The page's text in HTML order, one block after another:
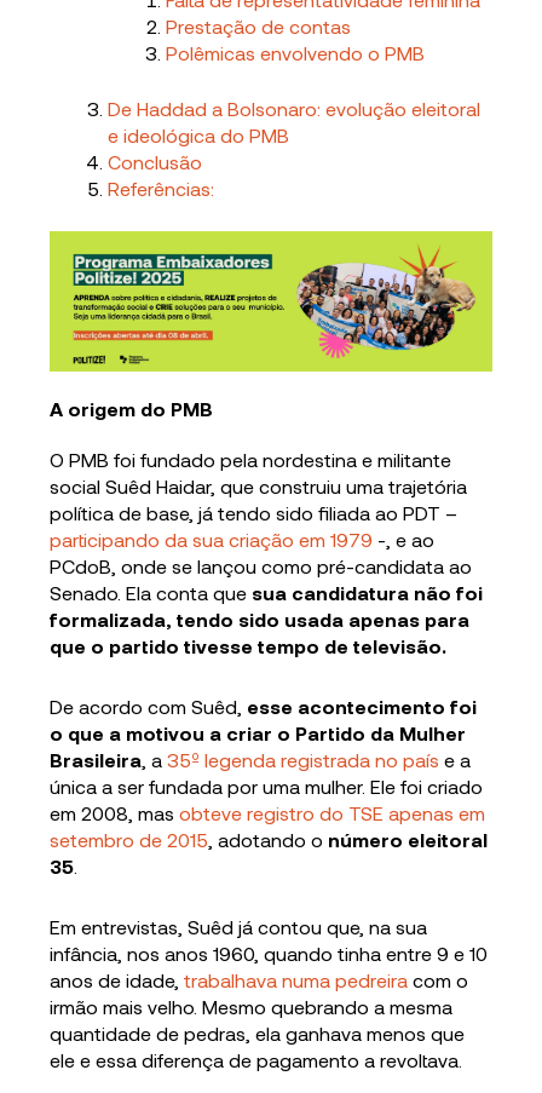
Prestação de contas
Polêmicas envolvendo o PMB
De Haddad a Bolsonaro: evolução eleitoral
e ideológica do PMB
Conclusão
Referências:
A origem do PMB
O PMB foi fundado pela nordestina e militante
social Suêd Haidar, que construiu uma trajetória
política de base, já tendo sido filiada ao PDT –
participando da sua criação em 1979 -, e ao
PCdoB, onde se lançou como pré-candidata ao
Senado. Ela conta que sua candidatura não foi
formalizada, tendo sido usada apenas para
que o partido tivesse tempo de televisão.
De acordo com Suêd, esse acontecimento foi
o que a motivou a criar o Partido da Mulher
Brasileira , a35º legenda registrada no país e a
única a ser fundada por uma mulher. Ele foi criado
em 2008, masobteve registro do TSE apenas em
setembro de 2015 , adotando o número eleitoral
35
Em entrevistas, Suêd já contou que, na sua
infância, nos anos 1960, quando tinha entre 9 e 10
anos de idade,trabalhava numa pedreira com o
irmão mais velho. Mesmo quebrando a mesma
quantidade de pedras, ela ganhava menos que
ele e essa diferença de pagamento a revoltava.